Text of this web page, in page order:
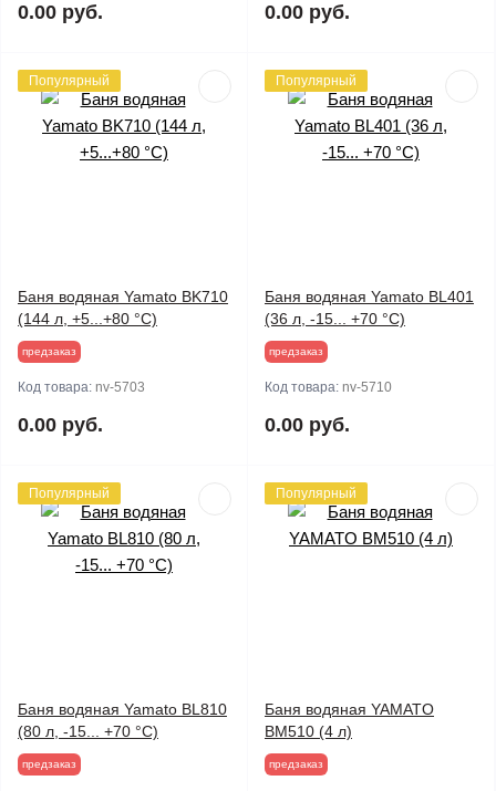
0.00 руб. 0.00 руб.
Популярный
Баня водяная Yamato BK710
(144 л, +5...+80 °C)
предзаказ
Код товара: nv-5703
0.00 руб.
Популярный
Баня водяная Yamato BL401
(36 л, -15... +70 °C)
предзаказ
Код товара: nv-5710
0.00 руб.
Популярный
Баня водяная Yamato BL810
(80 л, -15... +70 °C)
предзаказ
Популярный
Баня водяная YAMATO
BM510 (4 л)
предзаказ